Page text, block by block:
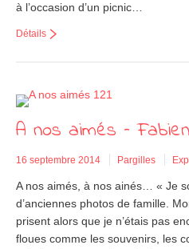
à l’occasion d’un picnic…
Détails
A nos aimés –
16 septembre 2014 Pargilles
A nos aimés, à nos ainés… « Je
d’anciennes photos de famille.
prisent alors que je n’étais pas
floues comme les souvenirs, les